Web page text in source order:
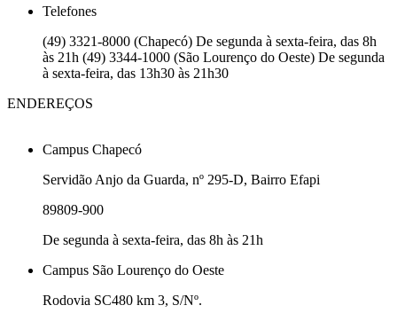
Telefones
(49) 3321-8000 (Chapecó) De segunda à sexta-feira, das 8h
às 21h (49) 3344-1000 (São Lourenço do Oeste) De segunda
à sexta-feira, das 13h30 às 21h30
ENDEREÇOS
Campus Chapecó
Servidão Anjo da Guarda, nº 295-D, Bairro Efapi
89809-900
De segunda à sexta-feira, das 8h às 21h
Campus São Lourenço do Oeste
Rodovia SC480 km 3, S/Nº.